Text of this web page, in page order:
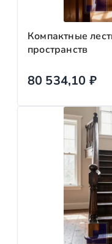
Компактные
пространств
80 534,10 ₽